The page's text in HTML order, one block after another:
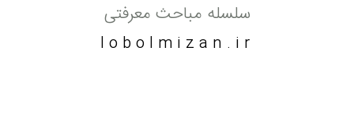
سلسله مباحث معرفتی
lobolmizan.ir